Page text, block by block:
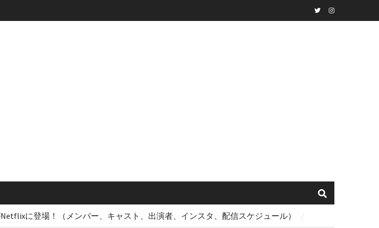
に登場！（メンバー、キャスト、出演者、インスタ、配信スケジュール）